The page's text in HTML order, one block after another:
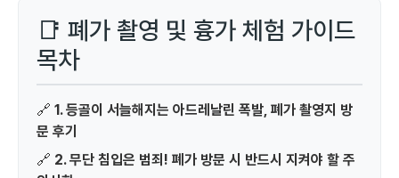
📑 폐가 촬영 및 흉가 체험 가이드
목차
🔗 1. 등골이 서늘해지는 아드레날린 폭발, 폐가 촬영지 방
문 후기
🔗 2. 무단 침입은 범죄! 폐가 방문 시 반드시 지켜야 할 주